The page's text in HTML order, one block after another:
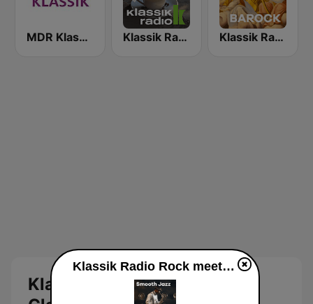
MDR Klassik Klassik Radio Klassik am Morgen Klassik Radio Barock
Klassik Radio Rock meets
Klassik Radio Rock meets Classic live